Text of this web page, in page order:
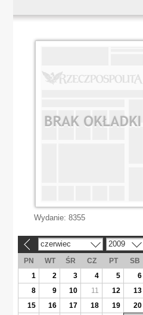
Wydanie: 8355
czerwiec 2009
PN WT ŚR CZ PT SB
1
2 3 4 5 6
8
9 10 11 12 13
15
16 17 18 19 20